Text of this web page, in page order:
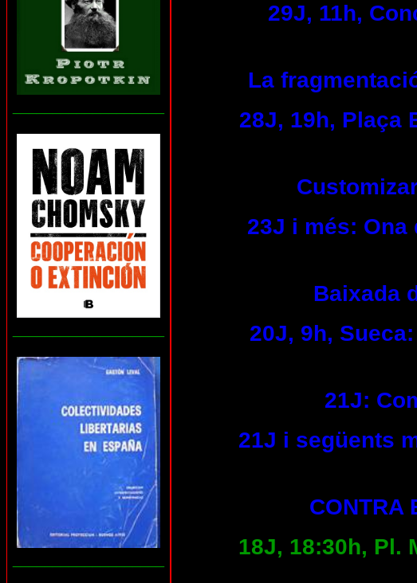
29J, 11h,
La
28J, 19h, Plaça
23J i més:
Baixada
20J, 9h,
21J:
21J i següents
CONTRA
18J, 18:30h, Pl.